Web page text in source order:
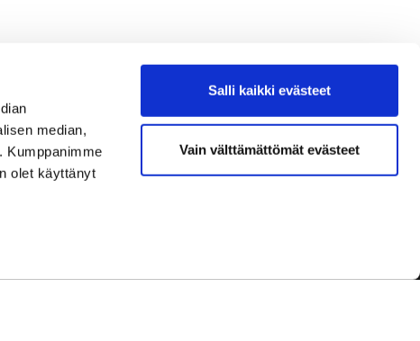
median,
Kumppanimme
olet käyttänyt
Salli kaikki evästeet
Vain välttämättömät evästeet